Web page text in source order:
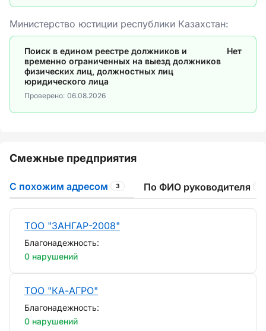
Министерство юстиции республики Казахстан:
Поиск в едином реестре должников и
временно ограниченных на выезд должников
физических лиц, должностных лиц
юридического лица
Нет
Проверено: 06.08.2026
Смежные предприятия
С похожим адресом 3 По ФИО руководителя
ТОО "ЗАНГАР-2008"
Благонадежность:
0 нарушений
ТОО "КА-АГРО"
Благонадежность:
0 нарушений